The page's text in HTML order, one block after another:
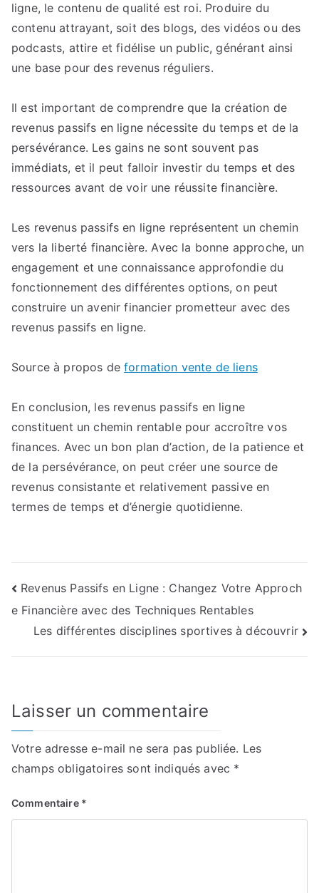
ligne, le contenu de qualité est roi. Produire du
contenu attrayant, soit des blogs, des vidéos ou des
podcasts, attire et fidélise un public, générant ainsi
une base pour des revenus réguliers.
Il est important de comprendre que la création de
revenus passifs en ligne nécessite du temps et de la
persévérance. Les gains ne sont souvent pas
immédiats, et il peut falloir investir du temps et des
ressources avant de voir une réussite financière.
Les revenus passifs en ligne représentent un chemin
vers la liberté financière. Avec la bonne approche, un
engagement et une connaissance approfondie du
fonctionnement des différentes options, on peut
construire un avenir financier prometteur avec des
revenus passifs en ligne.
Source à propos deformation vente de liens
En conclusion, les revenus passifs en ligne
constituent un chemin rentable pour accroître vos
finances. Avec un bon plan d’action, de la patience et
de la persévérance, on peut créer une source de
revenus consistante et relativement passive en
termes de temps et d’énergie quotidienne.
Navigation
de
l’article
Revenus Passifs en Ligne : Changez Votre Approch
e Financière avec des Techniques Rentables
Les différentes disciplines sportives à découvrir
Laisser un commentaire
Votre adresse e-mail ne sera pas publiée. Les
champs obligatoires sont indiqués avec *
Commentaire *